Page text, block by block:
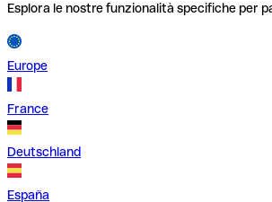
Esplora le nostre funzionalità specifiche per
Europe
France
Deutschland
España